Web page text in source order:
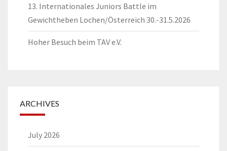
13. Internationales Juniors Battle im
Gewichtheben Lochen/Österreich 30.-31.5.2026
Hoher Besuch beim TAV e.V.
ARCHIVES
July 2026